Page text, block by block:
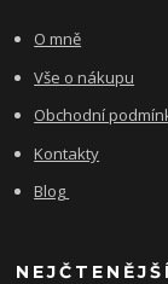
O mně
Vše o nákupu
Obchodní
Kontakty
Blog